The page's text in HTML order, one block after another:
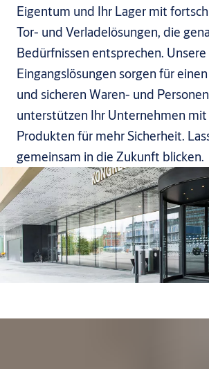
Eigentum und Ihr Lager mit
Tor- und Verladelösungen, die
Bedürfnissen entsprechen. Unsere
Eingangslösungen sorgen für
und sicheren Waren- und
unterstützen Ihr Unternehmen
Produkten für mehr Sicherheit.
gemeinsam in die Zukunft blicken.